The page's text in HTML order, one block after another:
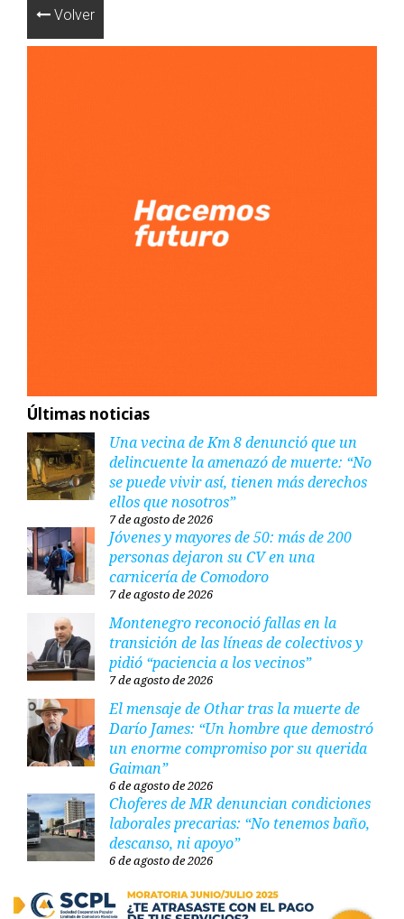
Volver
Últimas noticias
Una vecina de Km 8 denunció que un
delincuente la amenazó de muerte: “No
se puede vivir así, tienen más derechos
ellos que nosotros”
7 de agosto de 2026
Jóvenes y mayores de 50: más de 200
personas dejaron su CV en una
carnicería de Comodoro
7 de agosto de 2026
Montenegro reconoció fallas en la
transición de las líneas de colectivos y
pidió “paciencia a los vecinos”
7 de agosto de 2026
El mensaje de Othar tras la muerte de
Darío James: “Un hombre que demostró
un enorme compromiso por su querida
Gaiman”
6 de agosto de 2026
Choferes de MR denuncian condiciones
laborales precarias: “No tenemos baño,
descanso, ni apoyo”
6 de agosto de 2026